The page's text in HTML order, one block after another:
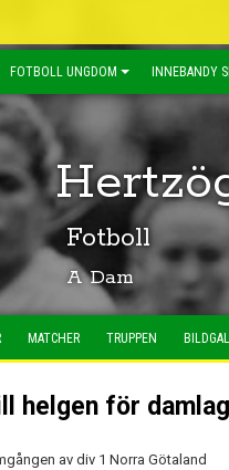
FOTBOLL UNGDOM INNEBANDY
Fotboll
A Dam
MATCHER TRUPPEN
helgen för
av div 1 Norra Götaland